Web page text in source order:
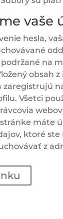
vaše
hesla,
na
obsah
zaregistrujú
Všetci
máte
ktoré ste
z